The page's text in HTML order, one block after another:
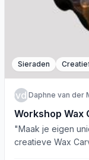
Sieraden
DvdMDaphne van der
Workshop Wax
"Maak je eigen
creatieve Wax